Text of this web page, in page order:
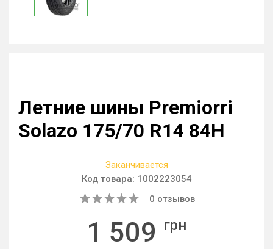
Летние шины Premiorri
Solazo 175/70 R14 84H
Заканчивается
Код товара: 1002223054
0 отзывов
1 509 грн